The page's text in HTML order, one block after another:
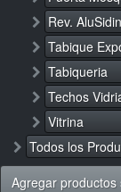
Rev.
Tabique
Tabiqueria
Techos
Vitrina
Todos los
Agregar